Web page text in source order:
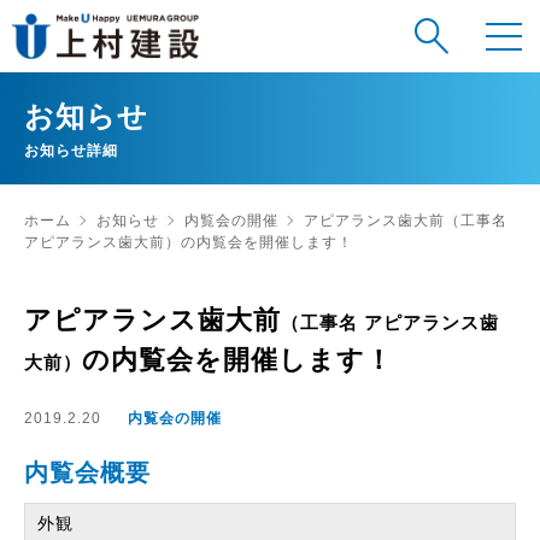
お知らせ
お知らせ詳細
ホーム お知らせ 内覧会の開催 アピアランス歯大前 （工事名
アピアランス歯大前） の内覧会を開催します！
アピアランス歯大前 （工事名 アピアランス歯
大前） の内覧会を開催します！
2019.2.20 内覧会の開催
内覧会概要
外観